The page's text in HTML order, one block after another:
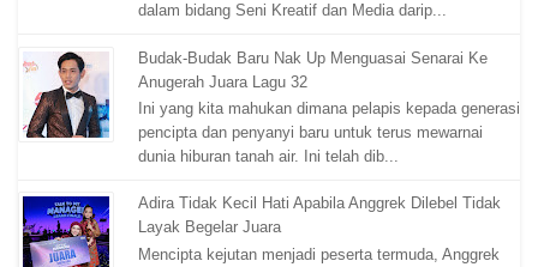
dalam bidang Seni Kreatif dan Media darip...
Budak-Budak Baru Nak Up Menguasai Senarai Ke
Anugerah Juara Lagu 32
Ini yang kita mahukan dimana pelapis kepada generasi
pencipta dan penyanyi baru untuk terus mewarnai
dunia hiburan tanah air. Ini telah dib...
Adira Tidak Kecil Hati Apabila Anggrek Dilebel Tidak
Layak Begelar Juara
Mencipta kejutan menjadi peserta termuda, Anggrek